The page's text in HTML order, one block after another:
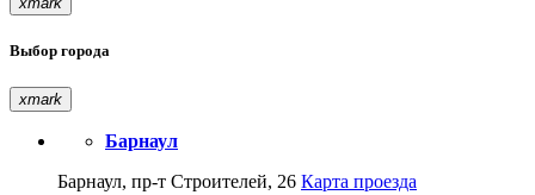
Выбор города
xmark
Барнаул
Барнаул, пр-т Строителей, 26 Карта проезда